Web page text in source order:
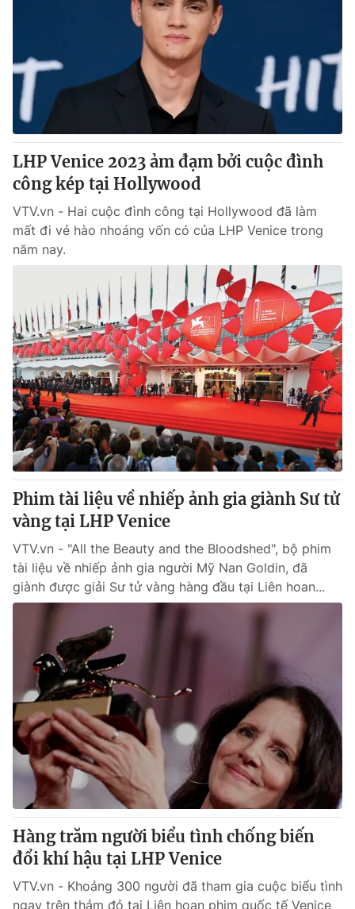
LHP Venice 2023 ảm đạm bởi cuộc đình
công kép tại Hollywood
VTV.vn - Hai cuộc đình công tại Hollywood đã làm
mất đi vẻ hào nhoáng vốn có của LHP Venice trong
năm nay.
Phim tài liệu về nhiếp ảnh gia giành Sư tử
vàng tại LHP Venice
VTV.vn - "All the Beauty and the Bloodshed", bộ phim
tài liệu về nhiếp ảnh gia người Mỹ Nan Goldin, đã
giành được giải Sư tử vàng hàng đầu tại Liên hoan...
Hàng trăm người biểu tình chống biến
đổi khí hậu tại LHP Venice
VTV.vn - Khoảng 300 người đã tham gia cuộc biểu tình
ngay trên thảm đỏ tại Liên hoan phim quốc tế Venice